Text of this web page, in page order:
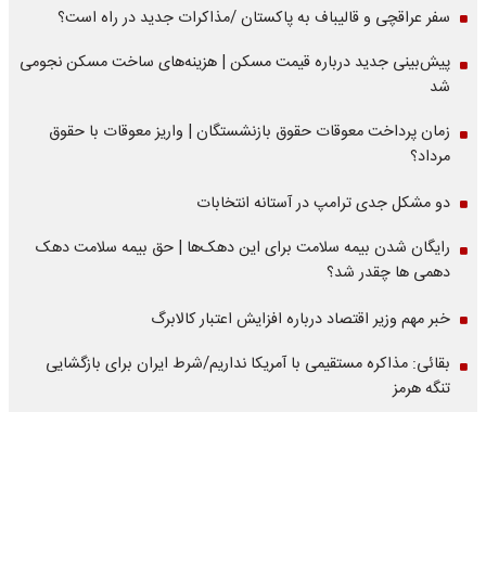
سفر عراقچی و قالیباف به پاکستان /مذاکرات جدید در راه است؟
پیش‌بینی جدید درباره قیمت مسکن | هزینه‌های ساخت مسکن نجومی
شد
زمان پرداخت معوقات حقوق بازنشستگان | واریز معوقات با حقوق
مرداد؟
دو مشکل جدی ترامپ در آستانه انتخابات
رایگان شدن بیمه سلامت برای این دهک‌ها | حق بیمه‌ سلامت دهک
دهمی ها چقدر شد؟
خبر مهم وزیر اقتصاد درباره افزایش اعتبار کالابرگ
بقائی: مذاکره مستقیمی با آمریکا نداریم/شرط ایران برای بازگشایی
تنگه هرمز